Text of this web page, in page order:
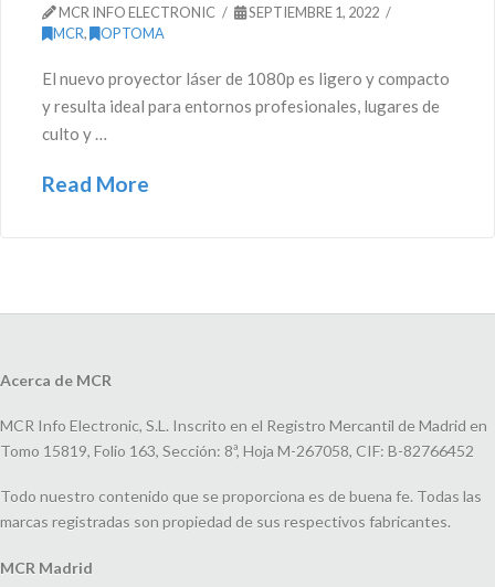
MCR INFO ELECTRONIC
SEPTIEMBRE 1, 2022
MCR, OPTOMA
El nuevo proyector láser de 1080p es ligero y compacto
y resulta ideal para entornos profesionales, lugares de
culto y …
Read More
Acerca de MCR
MCR Info Electronic, S.L. Inscrito en el Registro Mercantil de Madrid en
Tomo 15819, Folio 163, Sección: 8ª, Hoja M-267058, CIF: B-82766452
Todo nuestro contenido que se proporciona es de buena fe. Todas las
marcas registradas son propiedad de sus respectivos fabricantes.
MCR Madrid